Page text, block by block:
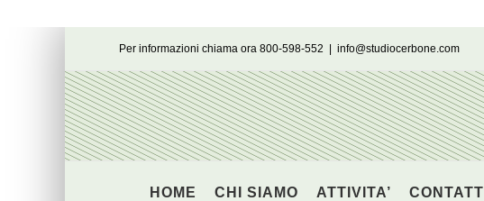
Per informazioni chiama ora 800-598-552 info@studiocerbone.com
HOME CHI SIAMO ATTIVITA’ CONTATTI